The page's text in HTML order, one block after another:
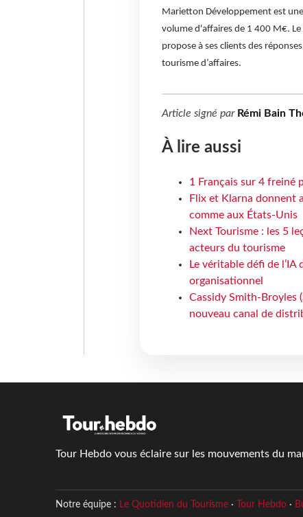
Marietton Développement est
volume d'affaires de 1 400 M€.
propose à ses clients des
tourisme d’affaires.
Article signé par Rémi Bain
À lire aussi
1 Français sur 4 freiné
Flix et Klarna donnent
comme aux États-Unis
Next Tourisme : les 5
acteurs du tourisme
Le véritable défi de
organisationnel
Cassidy Smith-Broyles
nouveau canal de
Tour Hebdo vous éclaire sur les mouvements du
Notre équipe : Le Quotidien du Tourisme· Tour Hebdo·